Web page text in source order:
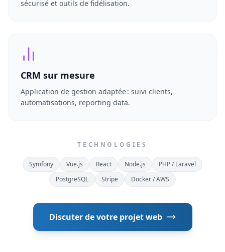
sécurisé et outils de fidélisation.
CRM sur mesure
Application de gestion adaptée : suivi clients,
automatisations, reporting data.
TECHNOLOGIES
Symfony Vue.js React Node.js
PHP / Laravel
PostgreSQL
Stripe Docker / AWS
Discuter de votre projet web